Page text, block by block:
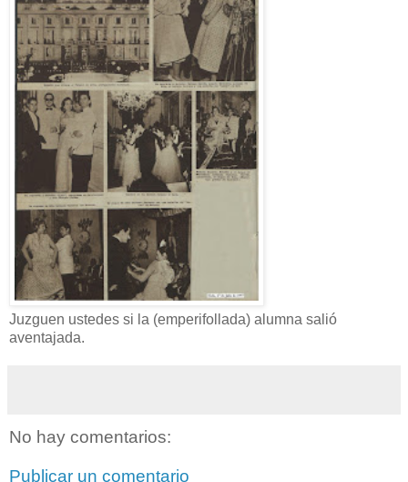
Juzguen ustedes si la (emperifollada) alumna salió
aventajada.
No hay comentarios:
Publicar un comentario